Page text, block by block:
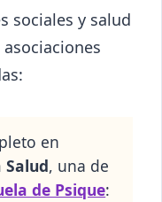
sociales y salud
en
Salud, una de
de Psique: